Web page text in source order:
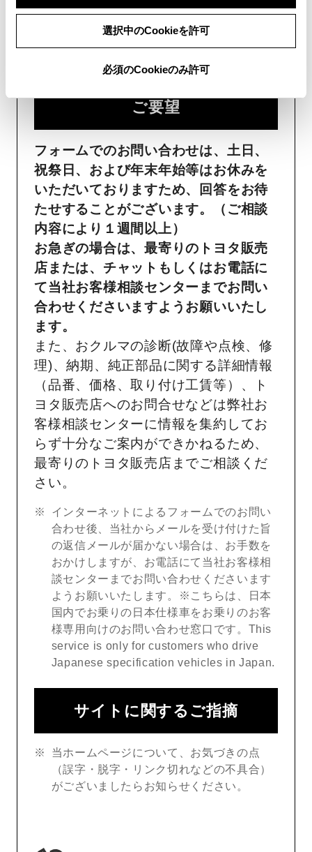
選択中のCookieを許可
必須のCookieのみ許可
受付：24時間受付
ご購入・ご利用中のおクル
ご要望​
フォームでのお問い合わせは、土日、
祝祭日、および年末年始等はお休みを
いただいておりますため、回答をお待
たせすることがございます。（ご相談
内容により１週間以上）
お急ぎの場合は、最寄りのトヨタ販売
店または、チャットもしくはお電話に
て当社お客様相談センターまでお問い
合わせくださいますようお願いいたし
ます。
また、おクルマの診断(故障や点検、修
理)、納期、純正部品に関する詳細情報
（品番、価格、取り付け工賃等）、ト
ヨタ販売店へのお問合せなどは弊社お
客様相談センターに情報を集約してお
らず十分なご案内ができかねるため、
最寄りのトヨタ販売店までご相談くだ
さい。
インターネットによるフォームでのお問い
合わせ後、当社からメールを受け付けた旨
の返信メールが届かない場合は、お手数を
おかけしますが、お電話にて当社お客様相
談センターまでお問い合わせくださいます
ようお願いいたします。※こちらは、日本
国内でお乗りの日本仕様車をお乗りのお客
様専用向けのお問い合わせ窓口です。This
service is only for customers who drive
Japanese specification vehicles in Japan.
サイトに関するご指摘
当ホームページについて、お気づきの点
（誤字・脱字・リンク切れなどの不具合）
がございましたらお知らせください。